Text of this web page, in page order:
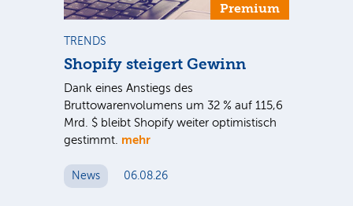
Premium
TRENDS
Shopify steigert Gewinn
Dank eines Anstiegs des
Bruttowarenvolumens um 32 % auf 115,6
Mrd. $ bleibt Shopify weiter optimistisch
gestimmt. mehr
News 06.08.26